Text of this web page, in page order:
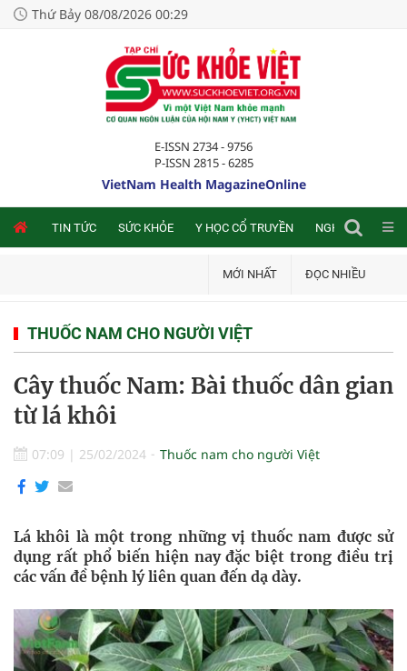
Thứ Bảy 08/08/2026 00:29
E-ISSN 2734 - 9756
P-ISSN 2815 - 6285
VietNam Health MagazineOnline
TIN TỨC SỨC KHỎE Y HỌC CỔ TRUYỀN NGHIÊN CỨU
MỚI NHẤT ĐỌC NHIỀU
THUỐC NAM CHO NGƯỜI VIỆT
Cây thuốc Nam: Bài thuốc dân gian
từ lá khôi
07:09 | 25/02/2024 Thuốc nam cho người Việt
Lá khôi là một trong những vị thuốc nam được sử
dụng rất phổ biến hiện nay đặc biệt trong điều trị
các vấn đề bệnh lý liên quan đến dạ dày.